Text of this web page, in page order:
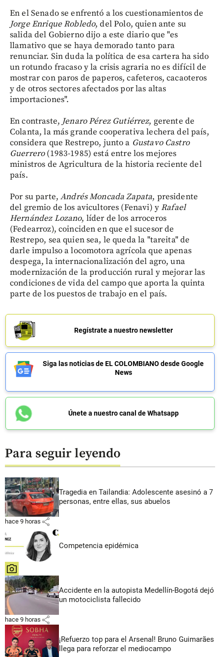
En el Senado se enfrentó a los cuestionamientos de
Jorge Enrique Robledo, del Polo, quien ante su
salida del Gobierno dijo a este diario que "es
llamativo que se haya demorado tanto para
renunciar. Sin duda la política de esa cartera ha sido
un rotundo fracaso y la crisis agraria no es difícil de
mostrar con paros de paperos, cafeteros, cacaoteros
y de otros sectores afectados por las altas
importaciones".
En contraste, Jenaro Pérez Gutiérrez, gerente de
Colanta, la más grande cooperativa lechera del país,
considera que Restrepo, junto a Gustavo Castro
Guerrero(1983-1985) está entre los mejores
ministros de Agricultura de la historia reciente del
país.
Por su parte,Andrés Moncada Zapata, presidente
del gremio de los avicultores (Fenavi) yRafael
Hernández Lozano, líder de los arroceros
(Fedearroz), coinciden en que el sucesor de
Restrepo, sea quien sea, le queda la "tareita" de
darle impulso a locomotora agrícola que apenas
despega, la internacionalización del agro, una
modernización de la producción rural y mejorar las
condiciones de vida del campo que aporta la quinta
parte de los puestos de trabajo en el país.
Regístrate a nuestro newsletter
Siga las noticias de EL COLOMBIANO desde Google
News
Únete a nuestro canal de Whatsapp
Para seguir leyendo
Tragedia en Tailandia: Adolescente asesinó a 7
personas, entre ellas, sus abuelos
hace 9 horas share
Competencia epidémica
share
Accidente en la autopista Medellín-Bogotá dejó
un motociclista fallecido
hace 9 horas share
¡Refuerzo top para el Arsenal! Bruno Guimarães
llega para reforzar el mediocampo